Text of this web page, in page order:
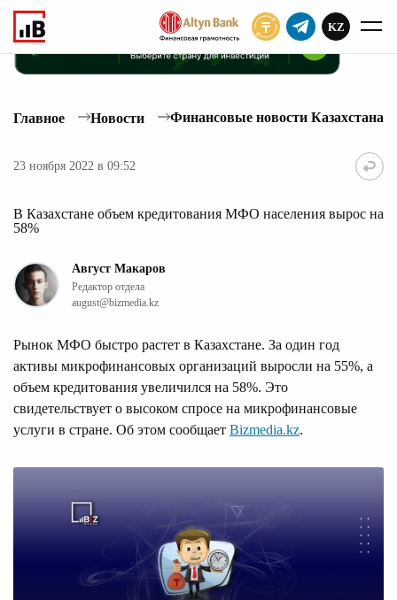
KZ
Главное Новости Финансовые новости Казахстана
23 ноября 2022 в 09:52
В Казахстане объем кредитования МФО населения вырос на
58%
Август Макаров
Редактор отдела
august@bizmedia.kz
Рынок МФО быстро растет в Казахстане. За один год
активы микрофинансовых организаций выросли на 55%, а
объем кредитования увеличился на 58%. Это
свидетельствует о высоком спросе на микрофинансовые
услуги в стране. Об этом сообщает Bizmedia.kz.